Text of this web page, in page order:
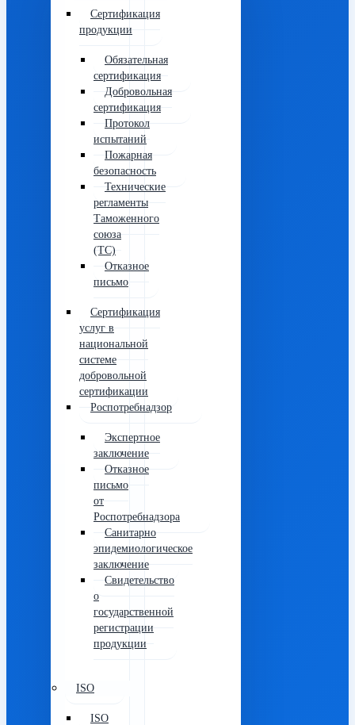
Сертификация
продукции
Обязательная
сертификация
Добровольная
сертификация
Протокол
испытаний
Пожарная
безопасность
Технические
регламенты
Таможенного
союза
(ТС)
Отказное
письмо
Сертификация
услуг в
национальной
системе
добровольной
сертификации
Роспотребнадзор
Экспертное
заключение
Отказное
письмо
от
Роспотребнадзора
Санитарно
эпидемиологическое
заключение
Свидетельство
о
государственной
регистрации
продукции
ISO
ISO